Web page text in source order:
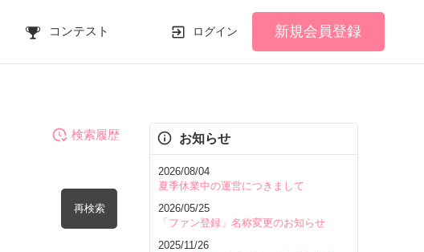
コンテスト ログイン 新規会員登録
再検索
検索履歴 お知らせ
2026/08/04
夏季休業中の運営につきまして
2026/05/25
「ファン登録」名称変更のお知らせ
2025/11/26